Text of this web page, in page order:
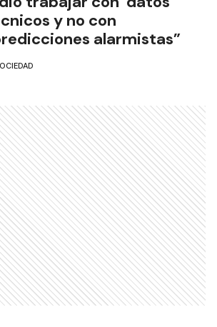
y no con
alarmistas”